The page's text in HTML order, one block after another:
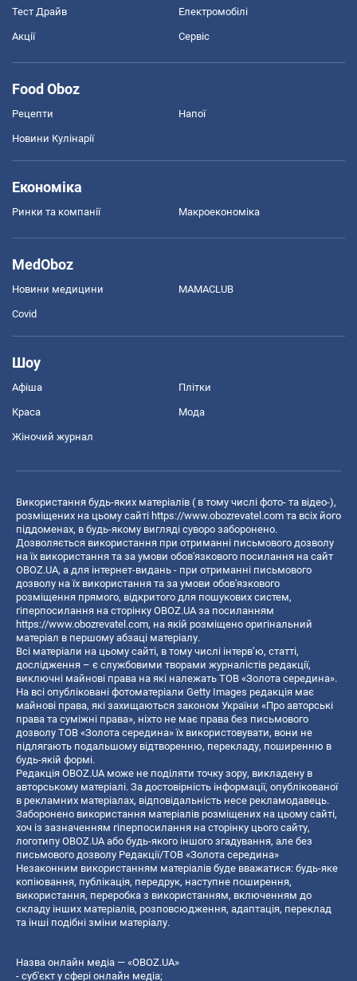
Тест Драйв Електромобілі
Акції Сервіс
Food Oboz
Рецепти Напої
Новини Кулінарії
Економіка
Ринки та компанії Макроекономіка
MedOboz
Новини медицини MAMACLUB
Covid
Шоу
Афіша Плітки
Краса Мода
Жіночий журнал
Використання будь-яких матеріалів ( в тому числі фото- та відео-),
розміщених на цьому сайті https://www.obozrevatel.com та всіх його
піддоменах, в будь-якому вигляді суворо заборонено.
Дозволяється використання при отриманні письмового дозволу
на їх використання та за умови обов'язкового посилання на сайт
OBOZ.UA, а для інтернет-видань - при отриманні письмового
дозволу на їх використання та за умови обов'язкового
розміщення прямого, відкритого для пошукових систем,
гіперпосилання на сторінку OBOZ.UA за посиланням
https://www.obozrevatel.com, на якій розміщено оригінальний
матеріал в першому абзаці матеріалу.
Всі матеріали на цьому сайті, в тому числі інтерв’ю, статті,
дослідження – є службовими творами журналістів редакції,
виключні майнові права на які належать ТОВ «Золота середина».
На всі опубліковані фотоматеріали Getty Images редакція має
майнові права, які захищаються законом України «Про авторські
права та суміжні права», ніхто не має права без письмового
дозволу ТОВ «Золота середина» їх використовувати, вони не
підлягають подальшому відтворенню, перекладу, поширенню в
будь-якій формі.
Редакція OBOZ.UA може не поділяти точку зору, викладену в
авторському матеріалі. За достовірність інформації, опублікованої
в рекламних матеріалах, відповідальність несе рекламодавець.
Заборонено використання матеріалів розміщених на цьому сайті,
хоч із зазначенням гіперпосилання на сторінку цього сайту,
логотипу OBOZ.UA або будь-якого іншого згадування, але без
письмового дозволу Редакції/ТОВ «Золота середина»
Незаконним використанням матеріалів буде вважатися: будь-яке
копiювання, публiкацiя, передрук, наступне поширення,
використання, переробка з використанням, включенням до
складу інших матеріалів, розповсюдження, адаптація, переклад
та інші подібні зміни матеріалу.
Назва онлайн медіа — «OBOZ.UA»
- суб'єкт у сфері онлайн медіа;